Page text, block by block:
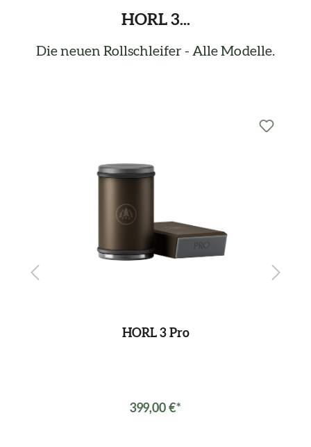
HORL 3...
Die neuen Rollschleifer - Alle Modelle.
HORL 3 Pro
399,00 €*